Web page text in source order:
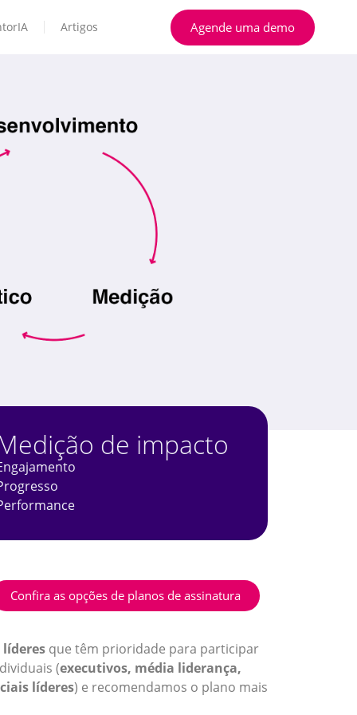
Artigos Agende uma demo
de impacto
Confira as opções de planos de assinatura
líderes que têm prioridade para participar
(executivos, média liderança,
líderes) e recomendamos o plano mais